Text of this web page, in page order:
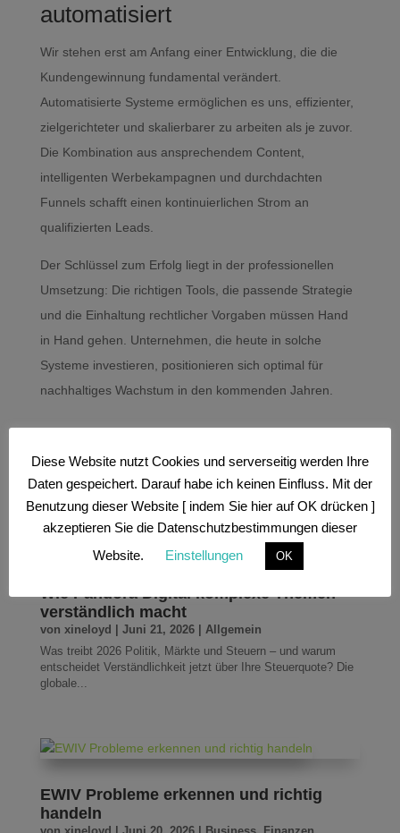
automatisiert
Wir stehen erst am Anfang einer Entwicklung, die die
Kundengewinnung fundamental verändert.
Automatisierte Systeme ermöglichen es uns, effizienter,
zielgerichteter und skalierbarer zu arbeiten als je zuvor.
Die Kombination aus ansprechendem Content,
intelligenten Werbekampagnen und durchdachten
Funnels schafft einen kontinuierlichen Strom an
qualifizierten Leads.
Der Schlüssel zum Erfolg liegt in der professionellen
Umsetzung: Die richtigen Tools, die passende Strategie
und die Einhaltung rechtlicher Vorgaben müssen Hand
in Hand gehen. Unternehmen, die heute in solche
Systeme investieren, positionieren sich optimal für
nachhaltiges Wachstum in den kommenden Jahren.
STARTSEITE
Wie Pandora Digital komplexe Themen
verständlich macht
von xineloyd Juni 21, 2026| Allgemein
Was treibt 2026 Politik, Märkte und Steuern – und warum
entscheidet Verständlichkeit jetzt über Ihre Steuerquote? Die
globale...
EWIV Probleme erkennen und richtig
handeln
Diese Website nutzt Cookies und serverseitig werden Ihre
Daten gespeichert. Darauf habe ich keinen Einfluss. Mit der
Benutzung dieser Website [ indem Sie hier auf OK drücken ]
akzeptieren Sie die Datenschutzbestimmungen dieser
Website.
Einstellungen OK